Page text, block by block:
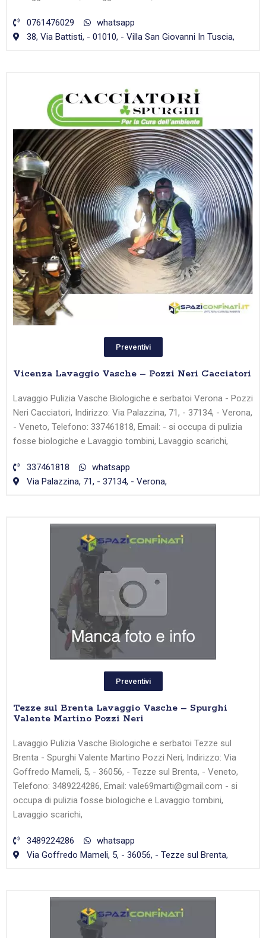
0761476029
whatsapp
38, Via Battisti, - 01010, - Villa San Giovanni In Tuscia,
Preventivi
Vicenza Lavaggio Vasche – Pozzi Neri Cacciatori
Lavaggio Pulizia Vasche Biologiche e serbatoi Verona - Pozzi
Neri Cacciatori, Indirizzo: Via Palazzina, 71, - 37134, - Verona,
- Veneto, Telefono: 337461818, Email: - si occupa di pulizia
fosse biologiche e Lavaggio tombini, Lavaggio scarichi,
337461818
whatsapp
Via Palazzina, 71, - 37134, - Verona,
Preventivi
Tezze sul Brenta Lavaggio Vasche – Spurghi
Valente Martino Pozzi Neri
Lavaggio Pulizia Vasche Biologiche e serbatoi Tezze sul
Brenta - Spurghi Valente Martino Pozzi Neri, Indirizzo: Via
Goffredo Mameli, 5, - 36056, - Tezze sul Brenta, - Veneto,
Telefono: 3489224286, Email: vale69marti@gmail.com - si
occupa di pulizia fosse biologiche e Lavaggio tombini,
Lavaggio scarichi,
3489224286
whatsapp
Via Goffredo Mameli, 5, - 36056, - Tezze sul Brenta,